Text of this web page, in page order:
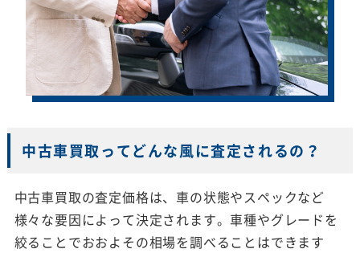
中古車買取ってどんな風に査定されるの？
中古車買取の査定価格は、車の状態やスペックなど
様々な要因によって決定されます。車種やグレードを
絞ることでおおよその相場を調べることはできます